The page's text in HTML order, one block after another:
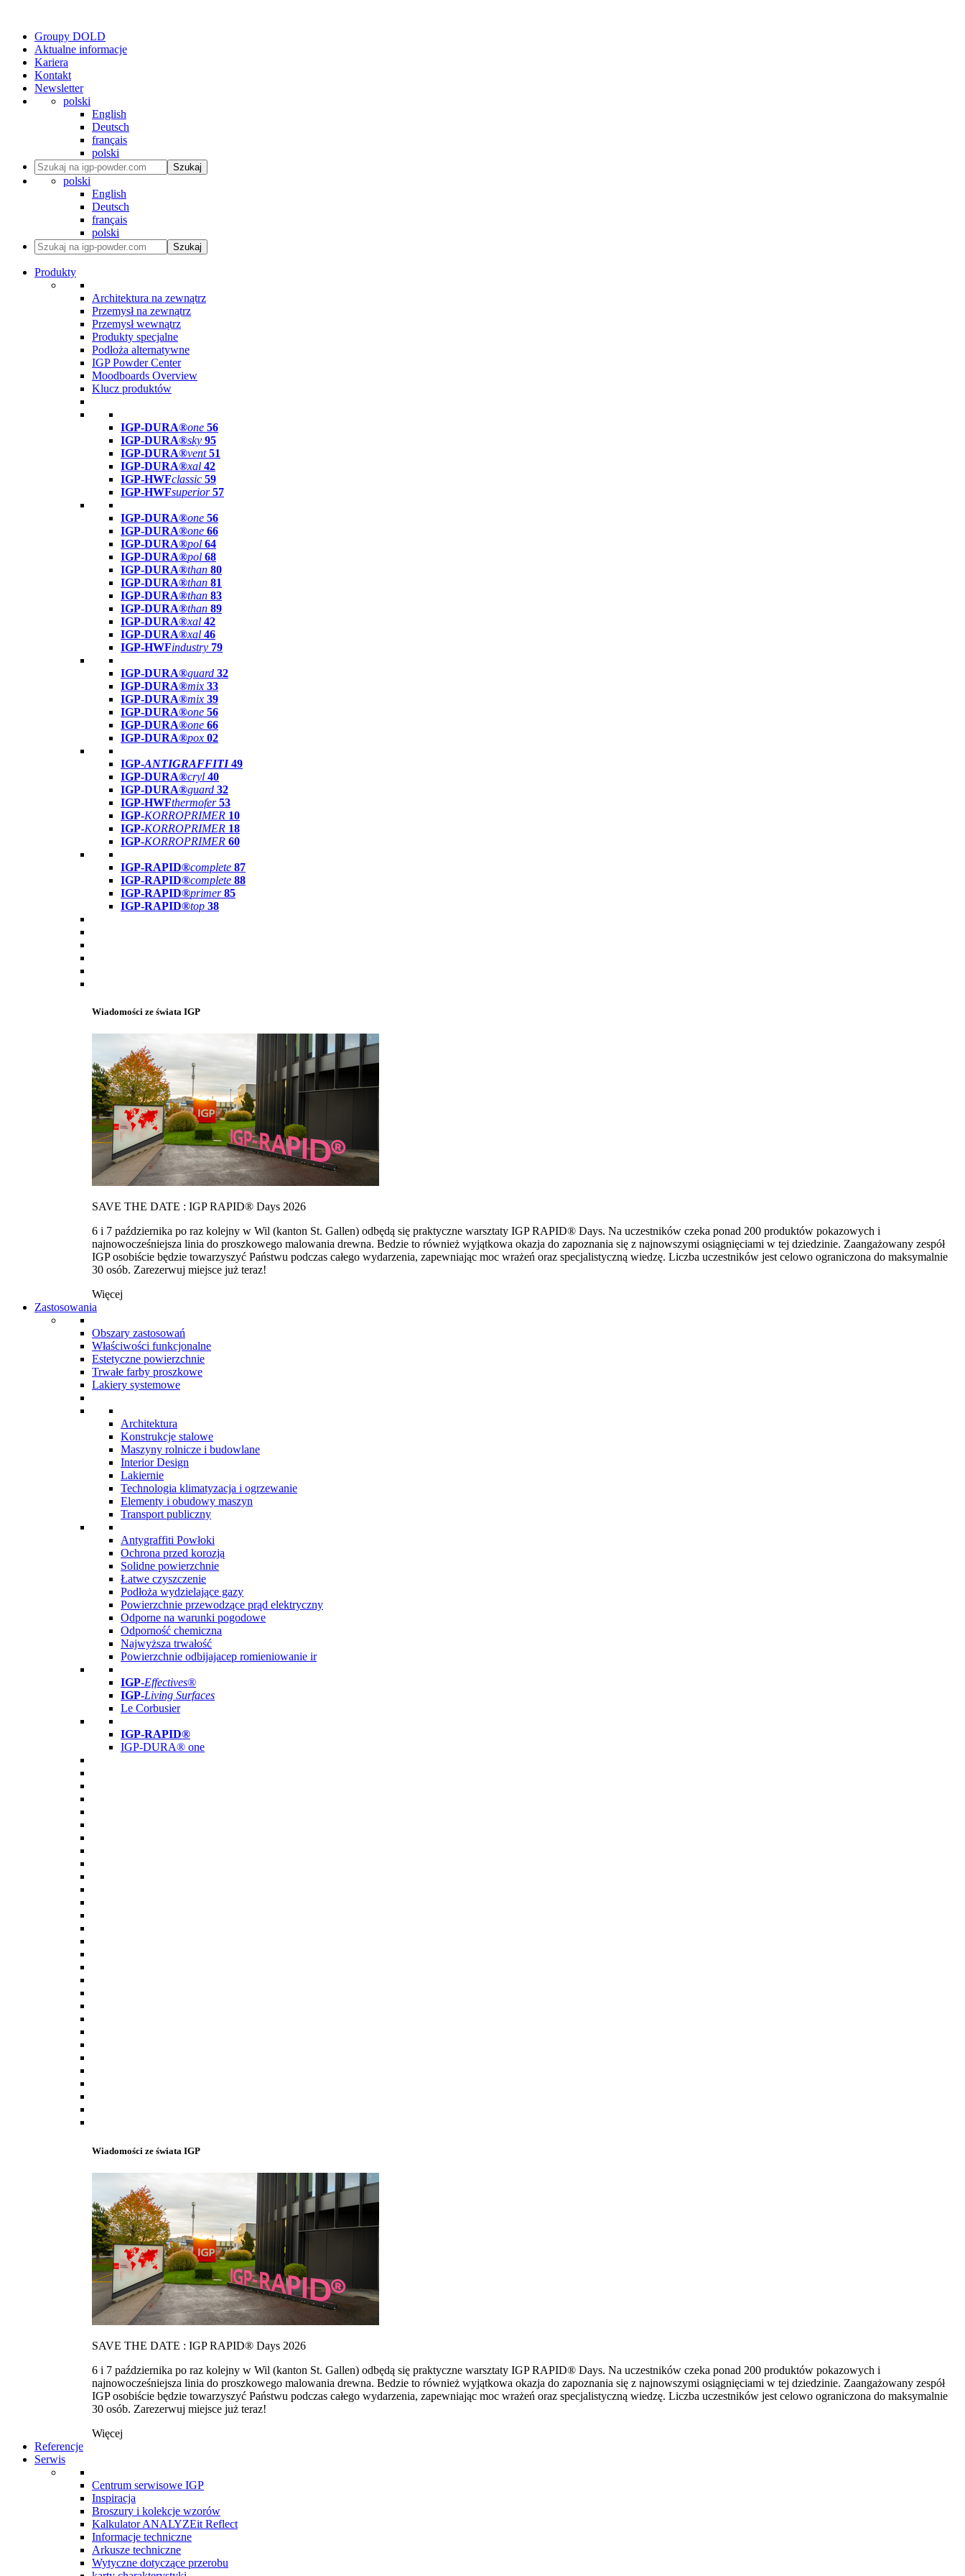
Groupy DOLD
Aktualne informacje
Kariera
Kontakt
Newsletter
polski
English
Deutsch
français
polski
Szukaj
polski
English
Deutsch
français
polski
Szukaj
Produkty
Architektura na zewnątrz
Przemysł na zewnątrz
Przemysł wewnątrz
Produkty specjalne
Podłoża alternatywne
IGP Powder Center
Moodboards Overview
Klucz produktów
IGP-DURA®one 56
IGP-DURA®sky 95
IGP-DURA®vent 51
IGP-DURA®xal 42
IGP-HWFclassic 59
IGP-HWFsuperior 57
IGP-DURA®one 56
IGP-DURA®one 66
IGP-DURA®pol 64
IGP-DURA®pol 68
IGP-DURA®than 80
IGP-DURA®than 81
IGP-DURA®than 83
IGP-DURA®than 89
IGP-DURA®xal 42
IGP-DURA®xal 46
IGP-HWFindustry 79
IGP-DURA®guard 32
IGP-DURA®mix 33
IGP-DURA®mix 39
IGP-DURA®one 56
IGP-DURA®one 66
IGP-DURA®pox 02
IGP-ANTIGRAFFITI49
IGP-DURA®cryl 40
IGP-DURA®guard 32
IGP-HWFthermofer 53
IGP-KORROPRIMER 10
IGP-KORROPRIMER 18
IGP-KORROPRIMER 60
IGP-RAPID®complete 87
IGP-RAPID®complete 88
IGP-RAPID®primer 85
IGP-RAPID®top 38
Wiadomości ze świata IGP
SAVE THE DATE : IGP RAPID® Days 2026
6 i 7 października po raz kolejny w Wil (kanton St. Gallen) odbędą się praktyczne warsztaty IGP RAPID® Days. Na uczestników czeka ponad 200 produktów pokazowych i
najnowocześniejsza linia do proszkowego malowania drewna. Bedzie to również wyjątkowa okazja do zapoznania się z najnowszymi osiągnięciami w tej dziedzinie. Zaangażowany zespół
IGP osobiście będzie towarzyszyć Państwu podczas całego wydarzenia, zapewniając moc wrażeń oraz specjalistyczną wiedzę. Liczba uczestników jest celowo ograniczona do maksymalnie
30 osób. Zarezerwuj miejsce już teraz!
Więcej
Zastosowania
Obszary zastosowań
Właściwości funkcjonalne
Estetyczne powierzchnie
Trwałe farby proszkowe
Lakiery systemowe
Architektura
Konstrukcje stalowe
Maszyny rolnicze i budowlane
Interior Design
Lakiernie
Technologia klimatyzacja i ogrzewanie
Elementy i obudowy maszyn
Transport publiczny
Antygraffiti Powłoki
Ochrona przed korozją
Solidne powierzchnie
Łatwe czyszczenie
Podłoża wydzielające gazy
Powierzchnie przewodzące prąd elektryczny
Odporne na warunki pogodowe
Odporność chemiczna
Najwyższa trwałość
Powierzchnie odbijajacep romieniowanie ir
IGP-Effectives®
IGP-Living Surfaces
Le Corbusier
IGP-RAPID®
IGP-DURA® one
Wiadomości ze świata IGP
SAVE THE DATE : IGP RAPID® Days 2026
6 i 7 października po raz kolejny w Wil (kanton St. Gallen) odbędą się praktyczne warsztaty IGP RAPID® Days. Na uczestników czeka ponad 200 produktów pokazowych i
najnowocześniejsza linia do proszkowego malowania drewna. Bedzie to również wyjątkowa okazja do zapoznania się z najnowszymi osiągnięciami w tej dziedzinie. Zaangażowany zespół
IGP osobiście będzie towarzyszyć Państwu podczas całego wydarzenia, zapewniając moc wrażeń oraz specjalistyczną wiedzę. Liczba uczestników jest celowo ograniczona do maksymalnie
30 osób. Zarezerwuj miejsce już teraz!
Więcej
Referencje
Serwis
Centrum serwisowe IGP
Inspiracja
Broszury i kolekcje wzorów
Kalkulator ANALYZEit Reflect
Informacje techniczne
Arkusze techniczne
Wytyczne dotyczące przerobu